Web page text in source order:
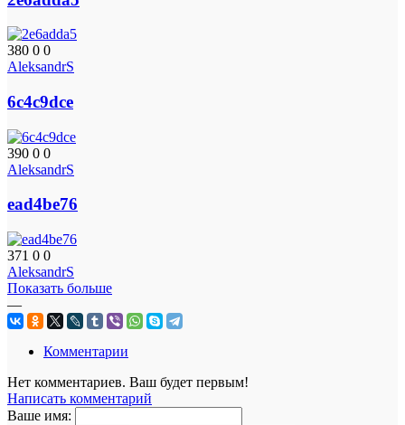
380 0 0
AleksandrS
6c4c9dce
390 0 0
AleksandrS
ead4be76
371 0 0
AleksandrS
Показать больше
—
Комментарии
Нет комментариев. Ваш будет первым!
Написать комментарий
Ваше имя: